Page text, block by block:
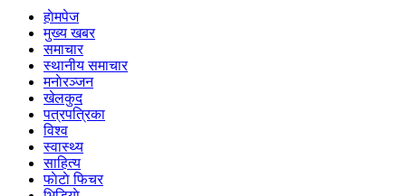
हाेमपेज
मुख्य खबर
समाचार
स्थानीय समाचार
मनाेरञ्जन
खेलकुद
पत्रपत्रिका
विश्व
स्वास्थ्य
साहित्य
फाेटाे फिचर